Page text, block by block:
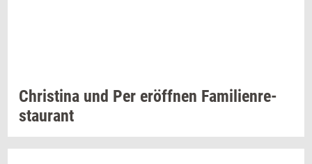
Chri­sti­na und Per eröffnen Fa­mi­li­en­re­
stau­rant